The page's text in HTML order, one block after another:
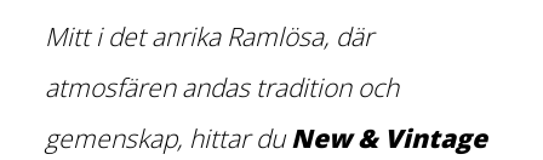
Mitt i det anrika Ramlösa, där
atmosfären andas tradition och
gemenskap, hittar duNew & Vintage